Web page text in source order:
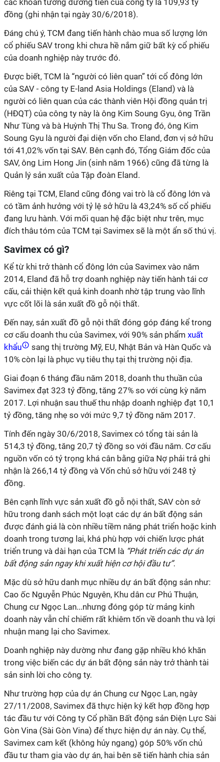
các khoản tương đương tiền của công ty là 109,93 tỷ
đồng (ghi nhận tại ngày 30/6/2018).
Đáng chú ý, TCM đang tiến hành chào mua số lượng lớn
cổ phiếu SAV trong khi chưa hề nắm giữ bất kỳ cổ phiếu
của doanh nghiệp này trước đó.
Được biết, TCM là “người có liên quan” tới cổ đông lớn
của SAV - công ty E-land Asia Holdings (Eland) và là
người có liên quan của các thành viên Hội đồng quản trị
(HĐQT) của công ty này là ông Kim Soung Gyu, ông Trần
Như Tùng và bà Huỳnh Thị Thu Sa. Trong đó, ông Kim
Soung Gyu là người đại diện vốn cho Eland, đơn vị sở hữu
tới 41,02% vốn tại SAV. Bên cạnh đó, Tổng Giám đốc của
SAV, ông Lim Hong Jin (sinh năm 1966) cũng đã từng là
Quản lý sản xuất của Tập đoàn Eland.
Riêng tại TCM, Eland cũng đóng vai trò là cổ đông lớn và
có tầm ảnh hưởng với tỷ lệ sở hữu là 43,24% số cổ phiếu
đang lưu hành. Với mối quan hệ đặc biệt như trên, mục
đích thâu tóm của TCM tại Savimex sẽ là một ẩn số thú vị.
Savimex có gì?
Kể từ khi trở thành cổ đông lớn của Savimex vào năm
2014, Eland đã hỗ trợ doanh nghiệp này tiến hành tái cơ
cấu, cải thiện kết quả kinh doanh nhờ tập trung vào lĩnh
vực cốt lõi là sản xuất đồ gỗ nội thất.
Đến nay, sản xuất đồ gỗ nội thất đóng góp đáng kể trong
cơ cấu doanh thu của Savimex, với 90% sản phẩm xuất
khẩu
sang thị trường Mỹ, EU, Nhật Bản và Hàn Quốc và
10% còn lại là phục vụ tiêu thụ tại thị trường nội địa.
Giai đoạn 6 tháng đầu năm 2018, doanh thu thuần của
Savimex đạt 323 tỷ đồng, tăng 27% so với cùng kỳ năm
2017. Lợi nhuận sau thuế thu nhập doanh nghiệp đạt 10,1
tỷ đồng, tăng nhẹ so với mức 9,7 tỷ đồng năm 2017.
Tính đến ngày 30/6/2018, Savimex có tổng tài sản là
514,3 tỷ đồng, tăng 20,7 tỷ đồng so với đầu năm. Cơ cấu
nguồn vốn có tỷ trọng khá cân bằng giữa Nợ phải trả ghi
nhận là 266,14 tỷ đồng và Vốn chủ sở hữu với 248 tỷ
đồng.
Bên cạnh lĩnh vực sản xuất đồ gỗ nội thất, SAV còn sở
hữu trong danh sách một loạt các dự án bất động sản
được đánh giá là còn nhiều tiềm năng phát triển hoặc kinh
doanh trong tương lai, khá phù hợp với chiến lược phát
triển trung và dài hạn của TCM là “Phát triển các dự án
bất động sản ngay khi xuất hiện cơ hội đầu tư”.
Mặc dù sở hữu danh mục nhiều dự án bất động sản như:
Cao ốc Nguyễn Phúc Nguyên, Khu dân cư Phú Thuận,
Chung cư Ngọc Lan...nhưng đóng góp từ mảng kinh
doanh này vẫn chỉ chiếm rất khiêm tốn về doanh thu và lợi
nhuận mang lại cho Savimex.
Doanh nghiệp này dường như đang gặp nhiều khó khăn
trong việc biến các dự án bất động sản này trở thành tài
sản sinh lời cho công ty.
Như trường hợp của dự án Chung cư Ngọc Lan, ngày
27/11/2008, Savimex đã thực hiện ký kết hợp đồng hợp
tác đầu tư với Công ty Cổ phần Bất động sản Điện Lực Sài
Gòn Vina (Sài Gòn Vina) để thực hiện dự án này. Cụ thể,
Savimex cam kết (không hủy ngang) góp 50% vốn chủ
đầu tư tham gia vào dự án, hai bên sẽ tiến hành chia sản